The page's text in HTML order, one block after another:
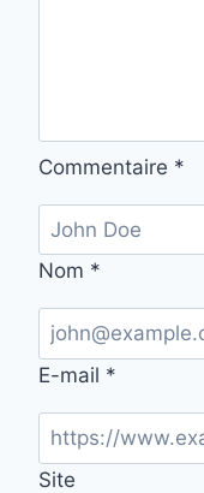
Commentaire *
Nom *
E-mail *
Site